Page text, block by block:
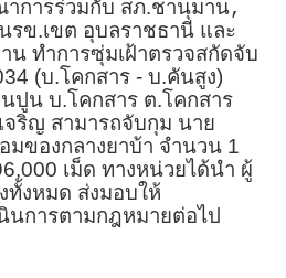
การร่วมกับ สภ.ชานุมาน,
นรข.เขต อุบลราชธานี และ
น ทำการซุ่มเฝ้าตรวจสกัดจับ
(บ.โคกสาร - บ.คันสูง)
ปูน บ.โคกสาร ต.โคกสาร
ริญ สามารถจับกุม นาย
มของกลางยาบ้า จำนวน 1
เม็ด ทางหน่วยได้นำ ผู้
ทั้งหมด ส่งมอบให้
นการตามกฎหมายต่อไป